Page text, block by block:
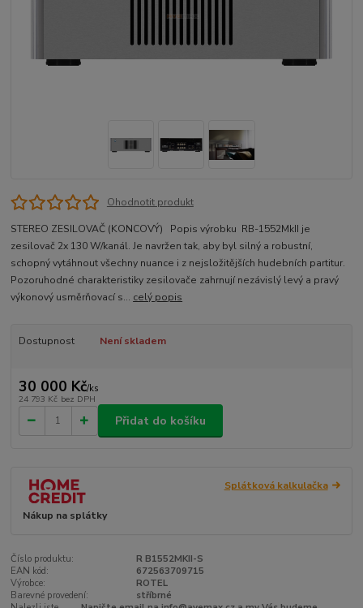
Ohodnotit produkt
STEREO ZESILOVAČ (KONCOVÝ) Popis výrobku RB-1552MkII je
zesilovač 2x 130 W/kanál. Je navržen tak, aby byl silný a robustní,
schopný vytáhnout všechny nuance i z nejsložitějších hudebních partitur.
Pozoruhodné charakteristiky zesilovače zahrnují nezávislý levý a pravý
výkonový usměrňovací s... celý popis
Dostupnost Není skladem
30 000 Kč/ks
24 793 Kč bez DPH
Přidat do košíku
Splátková kalkulačka
Nákup na splátky
Číslo produktu:
R B1552MKII-S
EAN kód:
672563709715
Výrobce:
ROTEL
Barevné provedení:
stříbrné